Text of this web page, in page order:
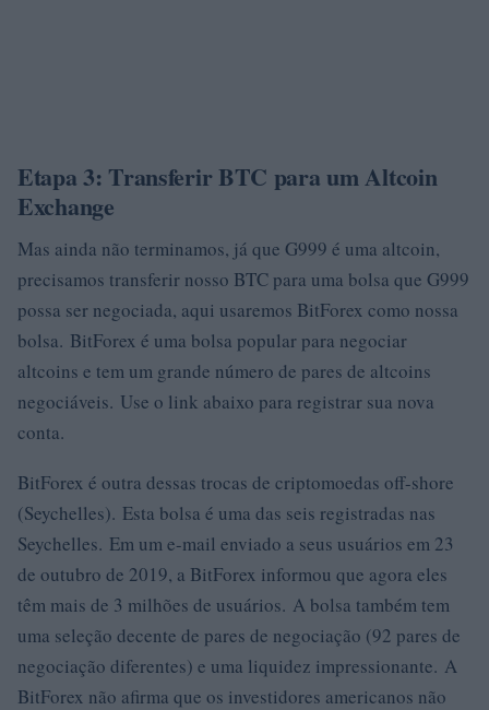
Etapa 3: Transferir BTC para um Altcoin
Exchange
Mas ainda não terminamos, já que G999 é uma altcoin,
precisamos transferir nosso BTC para uma bolsa que G999
possa ser negociada, aqui usaremos BitForex como nossa
bolsa. BitForex é uma bolsa popular para negociar
altcoins e tem um grande número de pares de altcoins
negociáveis. Use o link abaixo para registrar sua nova
conta.
BitForex é outra dessas trocas de criptomoedas off-shore
(Seychelles). Esta bolsa é uma das seis registradas nas
Seychelles. Em um e-mail enviado a seus usuários em 23
de outubro de 2019, a BitForex informou que agora eles
têm mais de 3 milhões de usuários. A bolsa também tem
uma seleção decente de pares de negociação (92 pares de
negociação diferentes) e uma liquidez impressionante. A
BitForex não afirma que os investidores americanos não